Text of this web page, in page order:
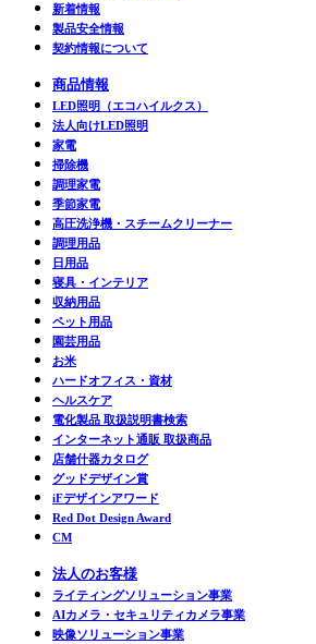
新着情報
製品安全情報
契約情報について
商品情報
LED照明（エコハイルクス）
法人向けLED照明
家電
掃除機
調理家電
季節家電
高圧洗浄機・スチームクリーナー
調理用品
日用品
寝具・インテリア
収納用品
ペット用品
園芸用品
お米
ハードオフィス・資材
ヘルスケア
電化製品 取扱説明書検索
インターネット通販 取扱商品
店舗什器カタログ
グッドデザイン賞
iFデザインアワード
Red Dot Design Award
CM
法人のお客様
ライティングソリューション事業
AIカメラ・セキュリティカメラ事業
映像ソリューション事業